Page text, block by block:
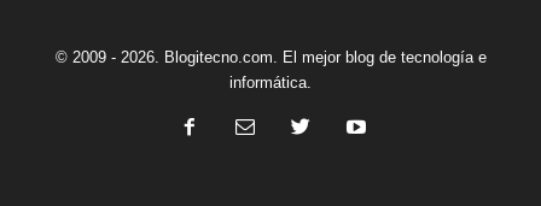
© 2009 - 2026. Blogitecno.com. El mejor blog de tecnología e
informática.